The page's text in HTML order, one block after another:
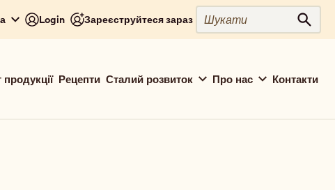
Login Зареєструйтеся зараз
Шукати
продукції Рецепти Сталий розвиток Про нас Контакти